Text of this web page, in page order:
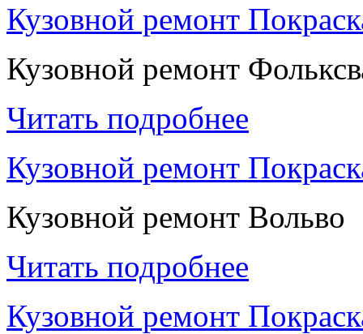
Кузовной ремонт
Кузовной ремонт
Читать подробнее
Кузовной ремонт
Кузовной ремонт Вольво
Читать подробнее
Кузовной ремонт